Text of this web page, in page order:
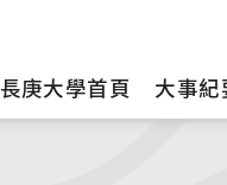
長庚大學首頁 大事紀